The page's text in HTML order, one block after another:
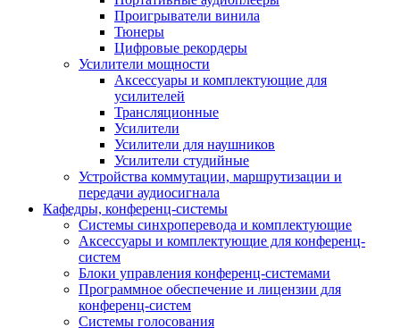
Проигрыватели винила
Тюнеры
Цифровые рекордеры
Усилители мощности
Аксессуары и комплектующие для
усилителей
Трансляционные
Усилители
Усилители для наушников
Усилители студийные
Устройства коммутации, маршрутизации и
передачи аудиосигнала
Кафедры, конференц-системы
Cистемы синхроперевода и комплектующие
Аксессуары и комплектующие для конференц-
систем
Блоки управления конференц-системами
Программное обеспечение и лицензии для
конференц-систем
Системы голосования